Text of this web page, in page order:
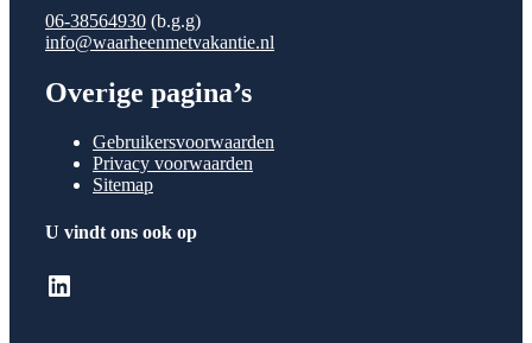
06-38564930 (b.g.g)
info@waarheenmetvakantie.nl
Overige pagina’s
Gebruikersvoorwaarden
Privacy voorwaarden
Sitemap
U vindt ons ook op
LinkedIn